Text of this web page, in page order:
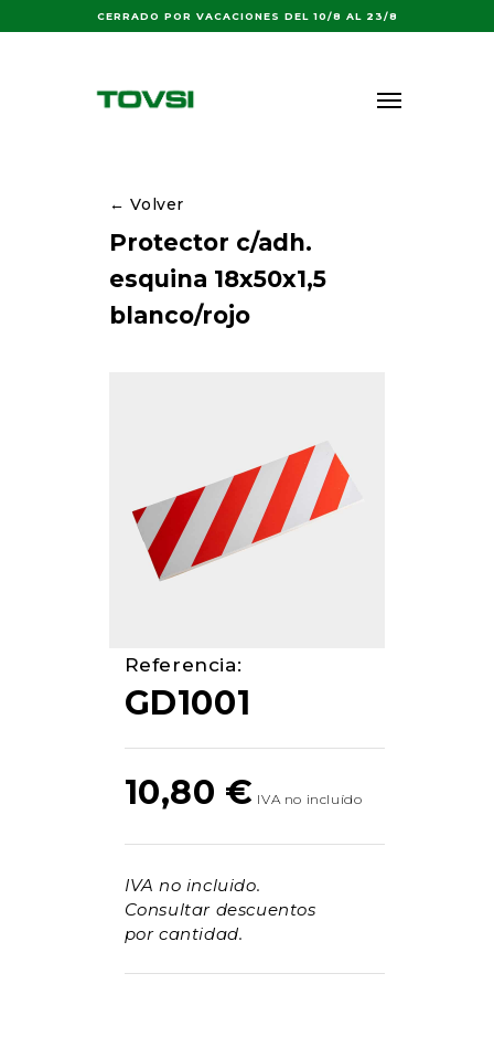
CERRADO POR VACACIONES DEL 10/8 AL 23/8
← Volver
Protector c/adh.
esquina 18x50x1,5
blanco/rojo
Referencia:
GD1001
10,80 €
IVA no incluido.
Consultar descuentos
por cantidad.